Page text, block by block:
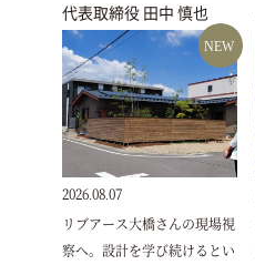
代表取締役 田中 慎也
NEW
2026.08.07
リブアース大橋さんの現場視
察へ。設計を学び続けるとい